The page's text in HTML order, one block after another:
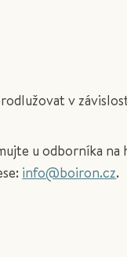
v
u odborníka na
info@boiron.cz.